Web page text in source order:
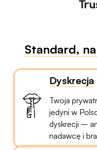
Standard,
Dyskrecja
Twoja
jedyni w
dyskrecji –
nadawcę i